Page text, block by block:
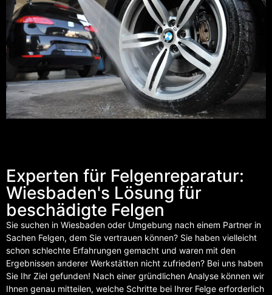
Experten für Felgenreparatur:
Wiesbaden's Lösung für
beschädigte Felgen
Sie suchen in Wiesbaden oder Umgebung nach einem Partner in
Sachen Felgen, dem Sie vertrauen können? Sie haben vielleicht
schon schlechte Erfahrungen gemacht und waren mit den
Ergebnissen anderer Werkstätten nicht zufrieden? Bei uns haben
Sie Ihr Ziel gefunden! Nach einer gründlichen Analyse können wir
Ihnen genau mitteilen, welche Schritte bei Ihrer Felge erforderlich